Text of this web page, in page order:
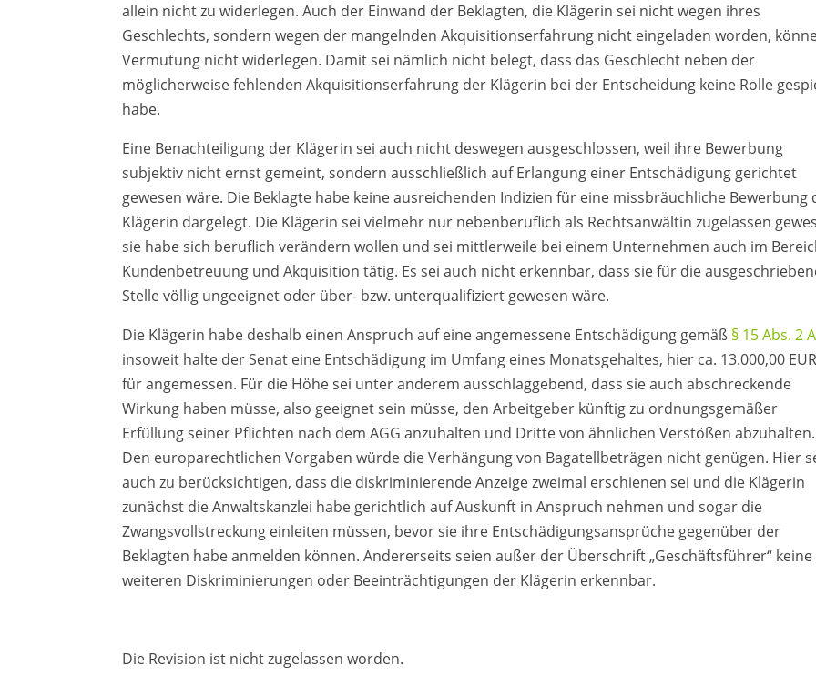
allein nicht zu widerlegen. Auch der Einwand der Beklagten, die Klägerin sei nicht wegen ihres
Geschlechts, sondern wegen der mangelnden Akquisitionserfahrung nicht eingeladen worden,
Vermutung nicht widerlegen. Damit sei nämlich nicht belegt, dass das Geschlecht neben der
möglicherweise fehlenden Akquisitionserfahrung der Klägerin bei der Entscheidung keine Rolle
habe.
Eine Benachteiligung der Klägerin sei auch nicht deswegen ausgeschlossen, weil ihre Bewerbung
subjektiv nicht ernst gemeint, sondern ausschließlich auf Erlangung einer Entschädigung gerichtet
gewesen wäre. Die Beklagte habe keine ausreichenden Indizien für eine missbräuchliche Bewerbung
Klägerin dargelegt. Die Klägerin sei vielmehr nur nebenberuflich als Rechtsanwältin zugelassen
sie habe sich beruflich verändern wollen und sei mittlerweile bei einem Unternehmen auch im
Kundenbetreuung und Akquisition tätig. Es sei auch nicht erkennbar, dass sie für die
Stelle völlig ungeeignet oder über- bzw. unterqualifiziert gewesen wäre.
Die Klägerin habe deshalb einen Anspruch auf eine angemessene Entschädigung gemäß § 15 Abs. 2
insoweit halte der Senat eine Entschädigung im Umfang eines Monatsgehaltes, hier ca. 13.000,00
für angemessen. Für die Höhe sei unter anderem ausschlaggebend, dass sie auch abschreckende
Wirkung haben müsse, also geeignet sein müsse, den Arbeitgeber künftig zu ordnungsgemäßer
Erfüllung seiner Pflichten nach dem AGG anzuhalten und Dritte von ähnlichen Verstößen abzuhalten.
Den europarechtlichen Vorgaben würde die Verhängung von Bagatellbeträgen nicht genügen. Hier
auch zu berücksichtigen, dass die diskriminierende Anzeige zweimal erschienen sei und die Klägerin
zunächst die Anwaltskanzlei habe gerichtlich auf Auskunft in Anspruch nehmen und sogar die
Zwangsvollstreckung einleiten müssen, bevor sie ihre Entschädigungsansprüche gegenüber der
Beklagten habe anmelden können. Andererseits seien außer der Überschrift „Geschäftsführer“ keine
weiteren Diskriminierungen oder Beeinträchtigungen der Klägerin erkennbar.
Die Revision ist nicht zugelassen worden.